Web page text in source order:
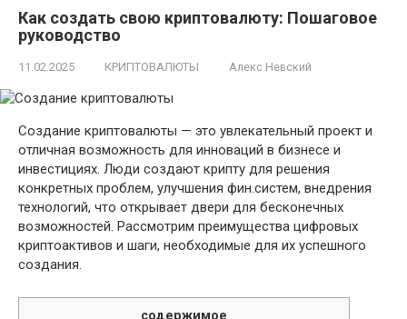
Как создать свою криптовалюту: Пошаговое
руководство
11.02.2025 КРИПТОВАЛЮТЫ Алекс Невский
Создание криптовалюты — это увлекательный проект и
отличная возможность для инноваций в бизнесе и
инвестициях. Люди создают крипту для решения
конкретных проблем, улучшения фин.систем, внедрения
технологий, что открывает двери для бесконечных
возможностей. Рассмотрим преимущества цифровых
криптоактивов и шаги, необходимые для их успешного
создания.
содержимое